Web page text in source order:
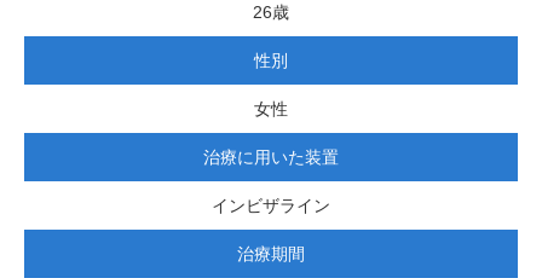
26歳
性別
女性
治療に用いた装置
インビザライン
治療期間